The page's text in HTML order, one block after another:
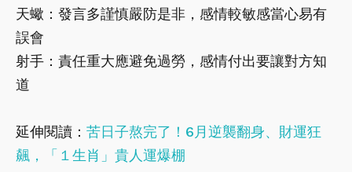
天蠍：發言多謹慎嚴防是非，感情較敏感當心易有
誤會
射手：責任重大應避免過勞，感情付出要讓對方知
道
延伸閱讀： 苦日子熬完了！6月逆襲翻身、財運狂
飆，「１生肖」貴人運爆棚